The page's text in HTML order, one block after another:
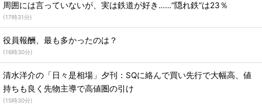
周囲には言っていないが、実は鉄道が好き……“隠れ鉄”は23％
(17時31分)
役員報酬、最も多かったのは？
(16時30分)
清水洋介の「日々是相場」夕刊：SQに絡んで買い先行で大幅高、値
持ちも良く先物主導で高値圏の引け
(15時30分)